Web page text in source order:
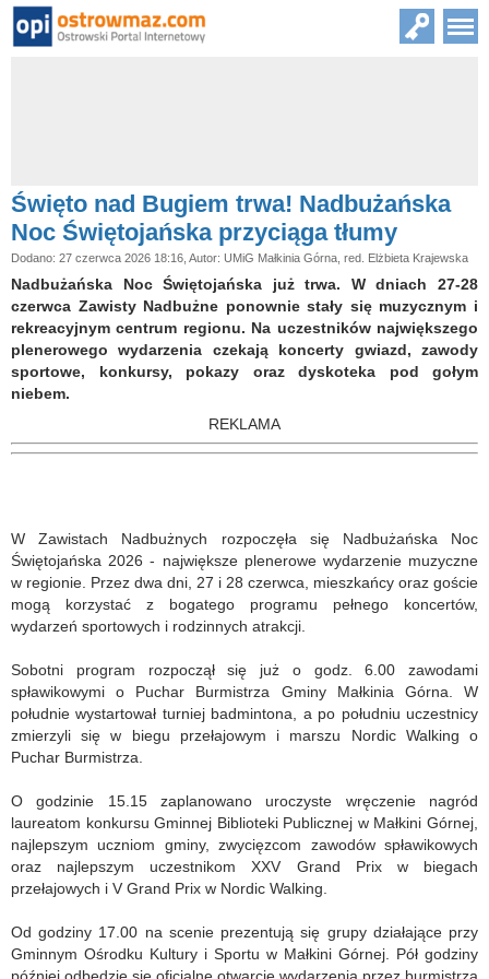
Święto nad Bugiem trwa! Nadbużańska
Noc Świętojańska przyciąga tłumy
Dodano: 27 czerwca 2026 18:16, Autor: UMiG Małkinia Górna, red. Elżbieta Krajewska
Nadbużańska Noc Świętojańska już trwa. W dniach 27-28
czerwca Zawisty Nadbużne ponownie stały się muzycznym i
rekreacyjnym centrum regionu. Na uczestników największego
plenerowego wydarzenia czekają koncerty gwiazd, zawody
sportowe, konkursy, pokazy oraz dyskoteka pod gołym
niebem.
REKLAMA
W Zawistach Nadbużnych rozpoczęła się Nadbużańska Noc
Świętojańska 2026 - największe plenerowe wydarzenie muzyczne
w regionie. Przez dwa dni, 27 i 28 czerwca, mieszkańcy oraz goście
mogą korzystać z bogatego programu pełnego koncertów,
wydarzeń sportowych i rodzinnych atrakcji.
Sobotni program rozpoczął się już o godz. 6.00 zawodami
spławikowymi o Puchar Burmistrza Gminy Małkinia Górna. W
południe wystartował turniej badmintona, a po południu uczestnicy
zmierzyli się w biegu przełajowym i marszu Nordic Walking o
Puchar Burmistrza.
O godzinie 15.15 zaplanowano uroczyste wręczenie nagród
laureatom konkursu Gminnej Biblioteki Publicznej w Małkini Górnej,
najlepszym uczniom gminy, zwycięzcom zawodów spławikowych
oraz najlepszym uczestnikom XXV Grand Prix w biegach
przełajowych i V Grand Prix w Nordic Walking.
Od godziny 17.00 na scenie prezentują się grupy działające przy
Gminnym Ośrodku Kultury i Sportu w Małkini Górnej. Pół godziny